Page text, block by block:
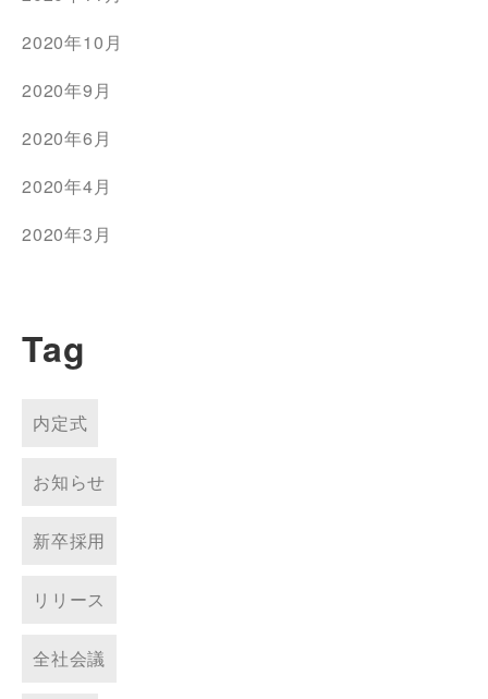
2020年10月
2020年9月
2020年6月
2020年4月
2020年3月
Tag
内定式
お知らせ
新卒採用
リリース
全社会議